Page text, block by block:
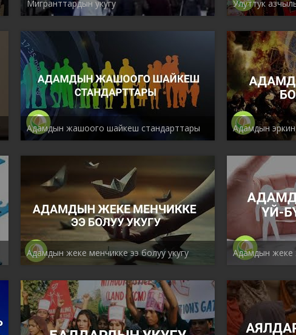
Мигранттардын укугу Улуттук
Адамдын жашоого шайкеш стандарттары Адамдын
Адамдын жеке менчикке ээ болуу укугу Адамдын жеке